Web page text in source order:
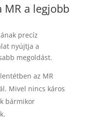
MR a legjobb
precíz
nyújtja a
megoldást.
az MR
Mivel nincs káros
bármikor